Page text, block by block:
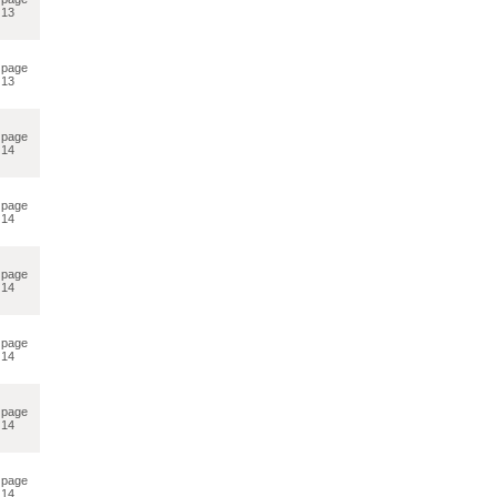
13
page
13
page
14
page
14
page
14
page
14
page
14
page
14